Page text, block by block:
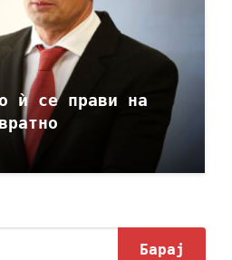
ѝ се прави на
Барај